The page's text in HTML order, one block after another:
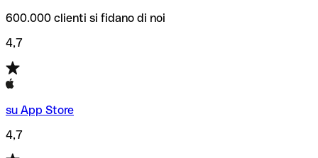
600.000 clienti si fidano di noi
4,7
su App Store
4,7